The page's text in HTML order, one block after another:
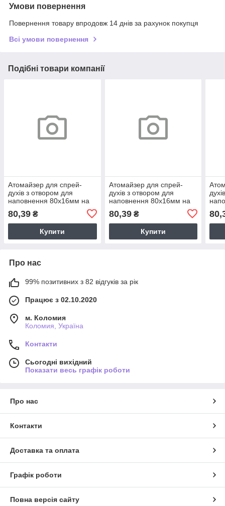
Умови повернення
Повернення товару впродовж 14 днів за рахунок покупця
Всі умови повернення
Подібні товари компанії
Атомайзер для спрей-
духів з отвором для
наповнення 80х16мм на
5мл. Колір розове золото.
80,39 ₴
Купити
Атомайзер для спрей-
духів з отвором для
наповнення 80х16мм на
80,39₴
Купити
Про нас
99% позитивних з 82 відгуків за рік
Працює з 02.10.2020
м. Коломия
Коломия, Україна
Контакти
Сьогодні вихідний
Показати весь графік роботи
Про нас
Контакти
Доставка та оплата
Графік роботи
Повна версія сайту